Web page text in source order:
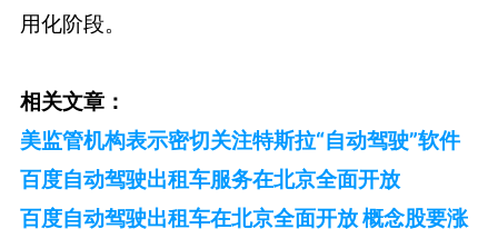
用化阶段。
相关文章：
美监管机构表示密切关注特斯拉“自动驾驶”软件
百度自动驾驶出租车服务在北京全面开放
百度自动驾驶出租车在北京全面开放 概念股要涨